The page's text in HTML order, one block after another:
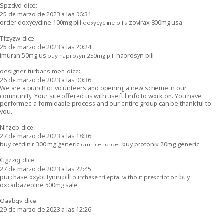
Spzdvd dice:
25 de marzo de 2023 a las 06:31
order doxycycline 100mg pill doxycycline pills zovirax 800mg usa
Tfzyzw dice:
25 de marzo de 2023 a las 20:24
imuran 50mg us buy naprosyn 250mg pill naprosyn pill
designer turbans men dice:
26 de marzo de 2023 a las 00:36
We are a bunch of volunteers and opening a new scheme in our
community. Your site offered us with useful info to work on. You have
performed a formidable process and our entire group can be thankful to
you.
Nlfzeb dice:
27 de marzo de 2023 a las 18:36
buy cefdinir 300 mg generic omnicef order buy protonix 20mg generic
Ggzzqj dice:
27 de marzo de 2023 a las 22:45
purchase oxybutynin pill purchase trileptal without prescription buy
oxcarbazepine 600mg sale
Oaabqv dice:
29 de marzo de 2023 a las 12:26